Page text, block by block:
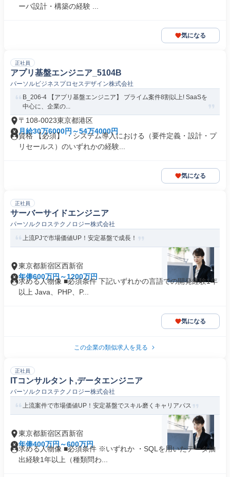
ーバ設計・構築の経験 ...
気になる
正社員
アプリ基盤エンジニア_5104B
パーソルビジネスプロセスデザイン株式会社
B_206-4 【アプリ基盤エンジニア】 プライム案件8割以上! SaaSを
中心に、企業の...
〒108-0023東京都港区
月給30万6000円～54万4000円
資格 【必須】 ・システム導入における（要件定義・設計・プ
リセールス）のいずれかの経験...
気になる
正社員
サーバーサイドエンジニア
パーソルクロステクノロジー株式会社
上流PJで市場価値UP！安定基盤で成長！
東京都新宿区西新宿
年俸600万円～1200万円
求める人物像 ■必須条件 下記いずれかの言語での開発経験1年
以上 Java、PHP、P...
気になる
この企業の類似求人を見る
正社員
ITコンサルタント,データエンジニア
パーソルクロステクノロジー株式会社
上流案件で市場価値UP！安定基盤でスキル磨くキャリアパス
東京都新宿区西新宿
年俸400万円～600万円
求める人物像 ■必須条件 ※いずれか ・SQLを用いたデータ抽
出経験1年以上（種類問わ...